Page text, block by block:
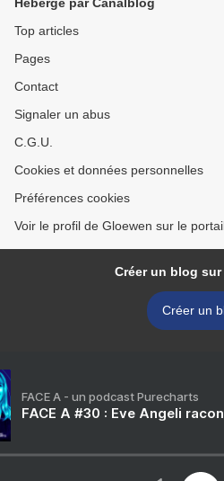
Top articles
Pages
Contact
Signaler un abus
C.G.U.
Cookies et données personnelles
Préférences cookies
Voir le profil de Gloewen sur le
Créer un blog
Créer un
FACE A - un podcast Purecharts
FACE A #30 : Eve Angeli